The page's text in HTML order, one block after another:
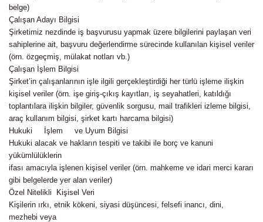
belge)
Çalışan Adayı Bilgisi
Şirketimiz nezdinde iş başvurusu yapmak üzere bilgilerini paylaşan veri
sahiplerine ait, başvuru değerlendirme sürecinde kullanılan kişisel veriler
(örn. özgeçmiş, mülakat notları vb.)
Çalışan İşlem Bilgisi
Şirket’in çalışanlarının işle ilgili gerçekleştirdiği her türlü işleme ilişkin
kişisel veriler (örn. işe giriş-çıkış kayıtları, iş seyahatleri, katıldığı
toplantılara ilişkin bilgiler, güvenlik sorgusu, mail trafikleri izleme bilgisi,
araç kullanım bilgisi, şirket kartı harcama bilgisi)
Hukuki İşlem ve Uyum Bilgisi
Hukuki alacak ve hakların tespiti ve takibi ile borç ve kanuni
yükümlülüklerin
ifası amacıyla işlenen kişisel veriler (örn. mahkeme ve idari merci kararı
gibi belgelerde yer alan veriler)
Özel Nitelikli Kişisel Veri
Kişilerin ırkı, etnik kökeni, siyasi düşüncesi, felsefi inancı, dini,
mezhebi veya